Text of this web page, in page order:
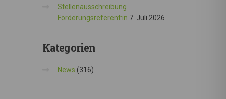
Stellenausschreibung
Förderungsreferent:in 7. Juli 2026
Kategorien
News (316)